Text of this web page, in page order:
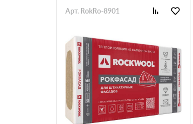
Арт. RokRo-8901